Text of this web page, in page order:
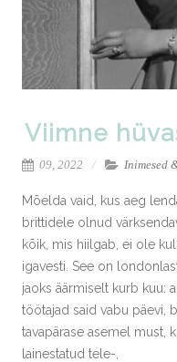
Viimne
09, 2022 Inimesed
Mõelda vaid, kus aeg
brittidele olnud
kõik, mis hiilgab, ei ole
igavesti. See on
jaoks äärmiselt kurb kuu:
töötajad said vabu päevi,
tavapärase asemel must,
lainestatud tele-,